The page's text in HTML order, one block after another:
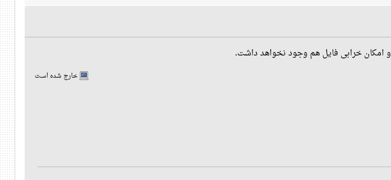
امکان خرابی فایل هم وجود نخواهد داشت.
خارج شده است